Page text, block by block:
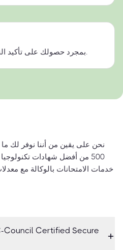
بمجرد حصولك على تأكيد النجاح، يرجى دفع ثمن جهودنا.
نحن على يقين من أننا نوفر لك
500 من أفضل شهادات